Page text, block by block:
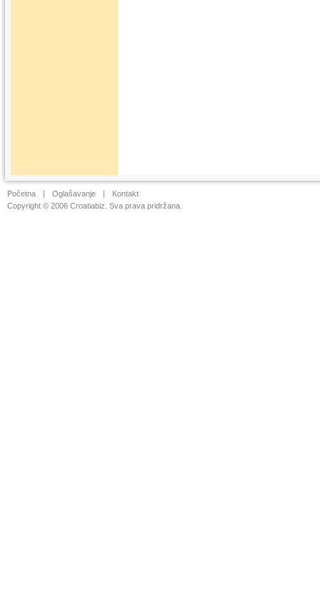
Početna | Oglašavanje |
Kontakt
Copyright © 2006 Croatiabiz. Sva prava pridržana.